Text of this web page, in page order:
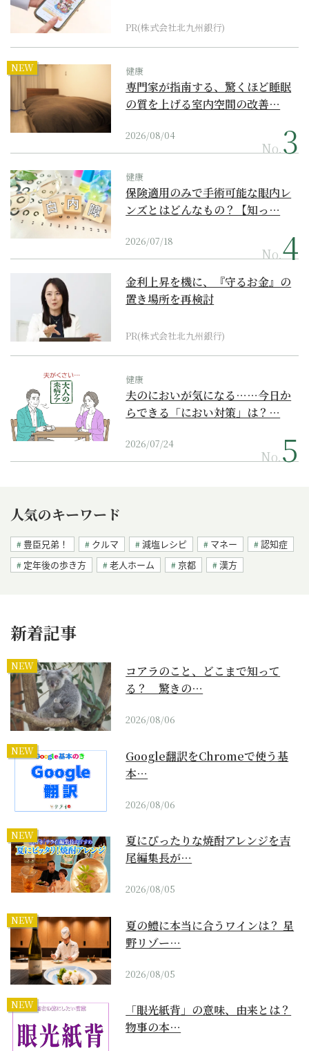
PR(株式会社北九州銀行)
NEW 健康
専門家が指南する、驚くほど睡眠
の質を上げる室内空間の改善…
2026/08/04
No.
健康
保険適用のみで手術可能な眼内レ
ンズとはどんなもの？【知っ…
2026/07/18
No.
金利上昇を機に、『守るお金』の
置き場所を再検討
PR(株式会社北九州銀行)
健康
夫のにおいが気になる……今日か
らできる「におい対策」は？…
2026/07/24
No.
人気のキーワード
豊臣兄弟！ クルマ 減塩レシピ マネー
認知症
定年後の歩き方
老人ホーム 京都 漢方
新着記事
NEW
コアラのこと、どこまで知って
る？ 驚きの…
2026/08/06
NEW
Google翻訳をChromeで使う基
本…
2026/08/06
NEW
夏にぴったりな焼酎アレンジを吉
尾編集長が…
2026/08/05
NEW
夏の鱧に本当に合うワインは？ 星
野リゾー…
2026/08/05
NEW
「眼光紙背」の意味、由来とは？
物事の本…